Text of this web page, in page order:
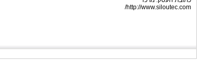
http://www.siloutec.com/